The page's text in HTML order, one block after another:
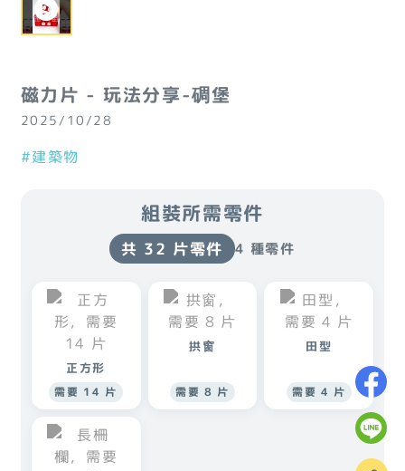
磁力片 - 玩法分享-碉堡
2025/10/28
#建築物
組裝所需零件
共 32 片零件 4 種零件
正方形
需要 14 片
拱窗
需要 8 片
田型
需要 4 片